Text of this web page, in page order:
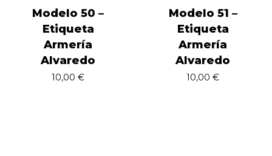
Modelo 50 –
Etiqueta
Armería
Alvaredo
10,00€
Modelo 51 –
Etiqueta
Armería
Alvaredo
10,00€